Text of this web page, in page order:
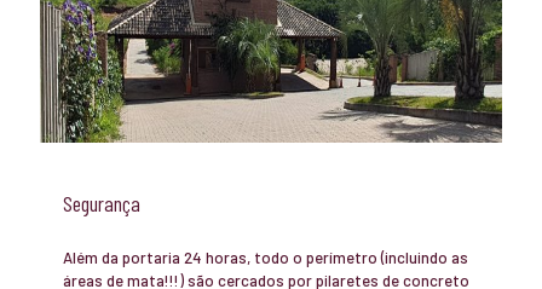
Segurança
Além da portaria 24 horas, todo o perímetro (incluindo as
áreas de mata!!!) são cercados por pilaretes de concreto